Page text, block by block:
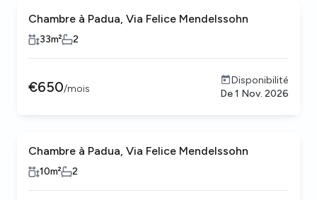
Chambre à Padua, Via Felice Mendelssohn
33m² 2
€650/mois
Disponibilité
De1 Nov. 2026
Chambre à Padua, Via Felice Mendelssohn
10m² 2